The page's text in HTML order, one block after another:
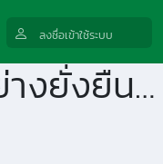
ลงชื่อเข้าใช้ระบบ
การวิจัยเชิงปฏิบัติการเพื่อจัดทำแผนแม่บทเพื่อการพัฒนาพื้นที่ม่อนแจ่มอย่างยั่งยืน ต.แม่แรม อ.แม่ริม จ.เชียงใหม่